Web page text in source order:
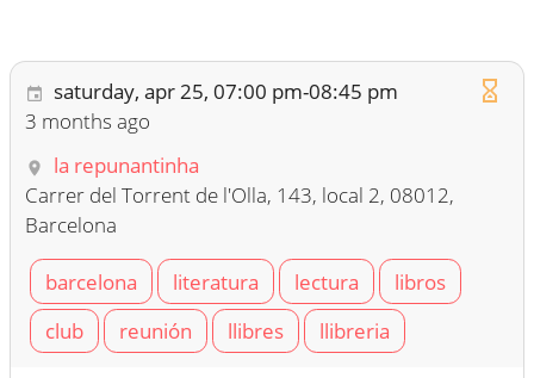
saturday, apr 25, 07:00 pm-08:45 pm
3 months ago
la repunantinha
Carrer del Torrent de l'Olla, 143, local 2, 08012,
Barcelona
barcelona
literatura lectura
libros
club
reunión llibres llibreria